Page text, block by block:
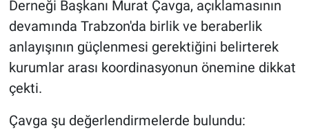
Derneği Başkanı Murat Çavga, açıklamasının
devamında Trabzon'da birlik ve beraberlik
anlayışının güçlenmesi gerektiğini belirterek
kurumlar arası koordinasyonun önemine dikkat
çekti.
Çavga şu değerlendirmelerde bulundu: